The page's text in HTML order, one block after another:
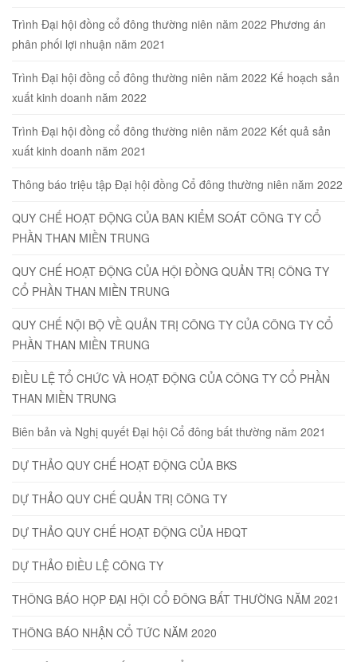
Trình Đại hội đồng cổ đông thường niên năm 2022 Phương án
phân phối lợi nhuận năm 2021
Trình Đại hội đồng cổ đông thường niên năm 2022 Kế hoạch sản
xuất kinh doanh năm 2022
Trình Đại hội đồng cổ đông thường niên năm 2022 Kết quả sản
xuất kinh doanh năm 2021
Thông báo triệu tập Đại hội đồng Cổ đông thường niên năm 2022
QUY CHẾ HOẠT ĐỘNG CỦA BAN KIỂM SOÁT CÔNG TY CỔ
PHẦN THAN MIỀN TRUNG
QUY CHẾ HOẠT ĐỘNG CỦA HỘI ĐỒNG QUẢN TRỊ CÔNG TY
CỔ PHẦN THAN MIỀN TRUNG
QUY CHẾ NỘI BỘ VỀ QUẢN TRỊ CÔNG TY CỦA CÔNG TY CỔ
PHẦN THAN MIỀN TRUNG
ĐIỀU LỆ TỔ CHỨC VÀ HOẠT ĐỘNG CỦA CÔNG TY CỔ PHẦN
THAN MIỀN TRUNG
Biên bản và Nghị quyết Đại hội Cổ đông bất thường năm 2021
DỰ THẢO QUY CHẾ HOẠT ĐỘNG CỦA BKS
DỰ THẢO QUY CHẾ QUẢN TRỊ CÔNG TY
DỰ THẢO QUY CHẾ HOẠT ĐỘNG CỦA HĐQT
DỰ THẢO ĐIỀU LỆ CÔNG TY
THÔNG BÁO HỌP ĐẠI HỘI CỔ ĐÔNG BẤT THƯỜNG NĂM 2021
THÔNG BÁO NHẬN CỔ TỨC NĂM 2020